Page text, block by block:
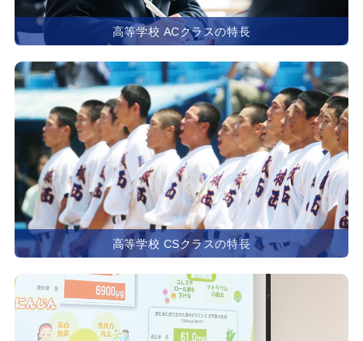
高等学校 ACクラスの特長
高等学校 CSクラスの特長